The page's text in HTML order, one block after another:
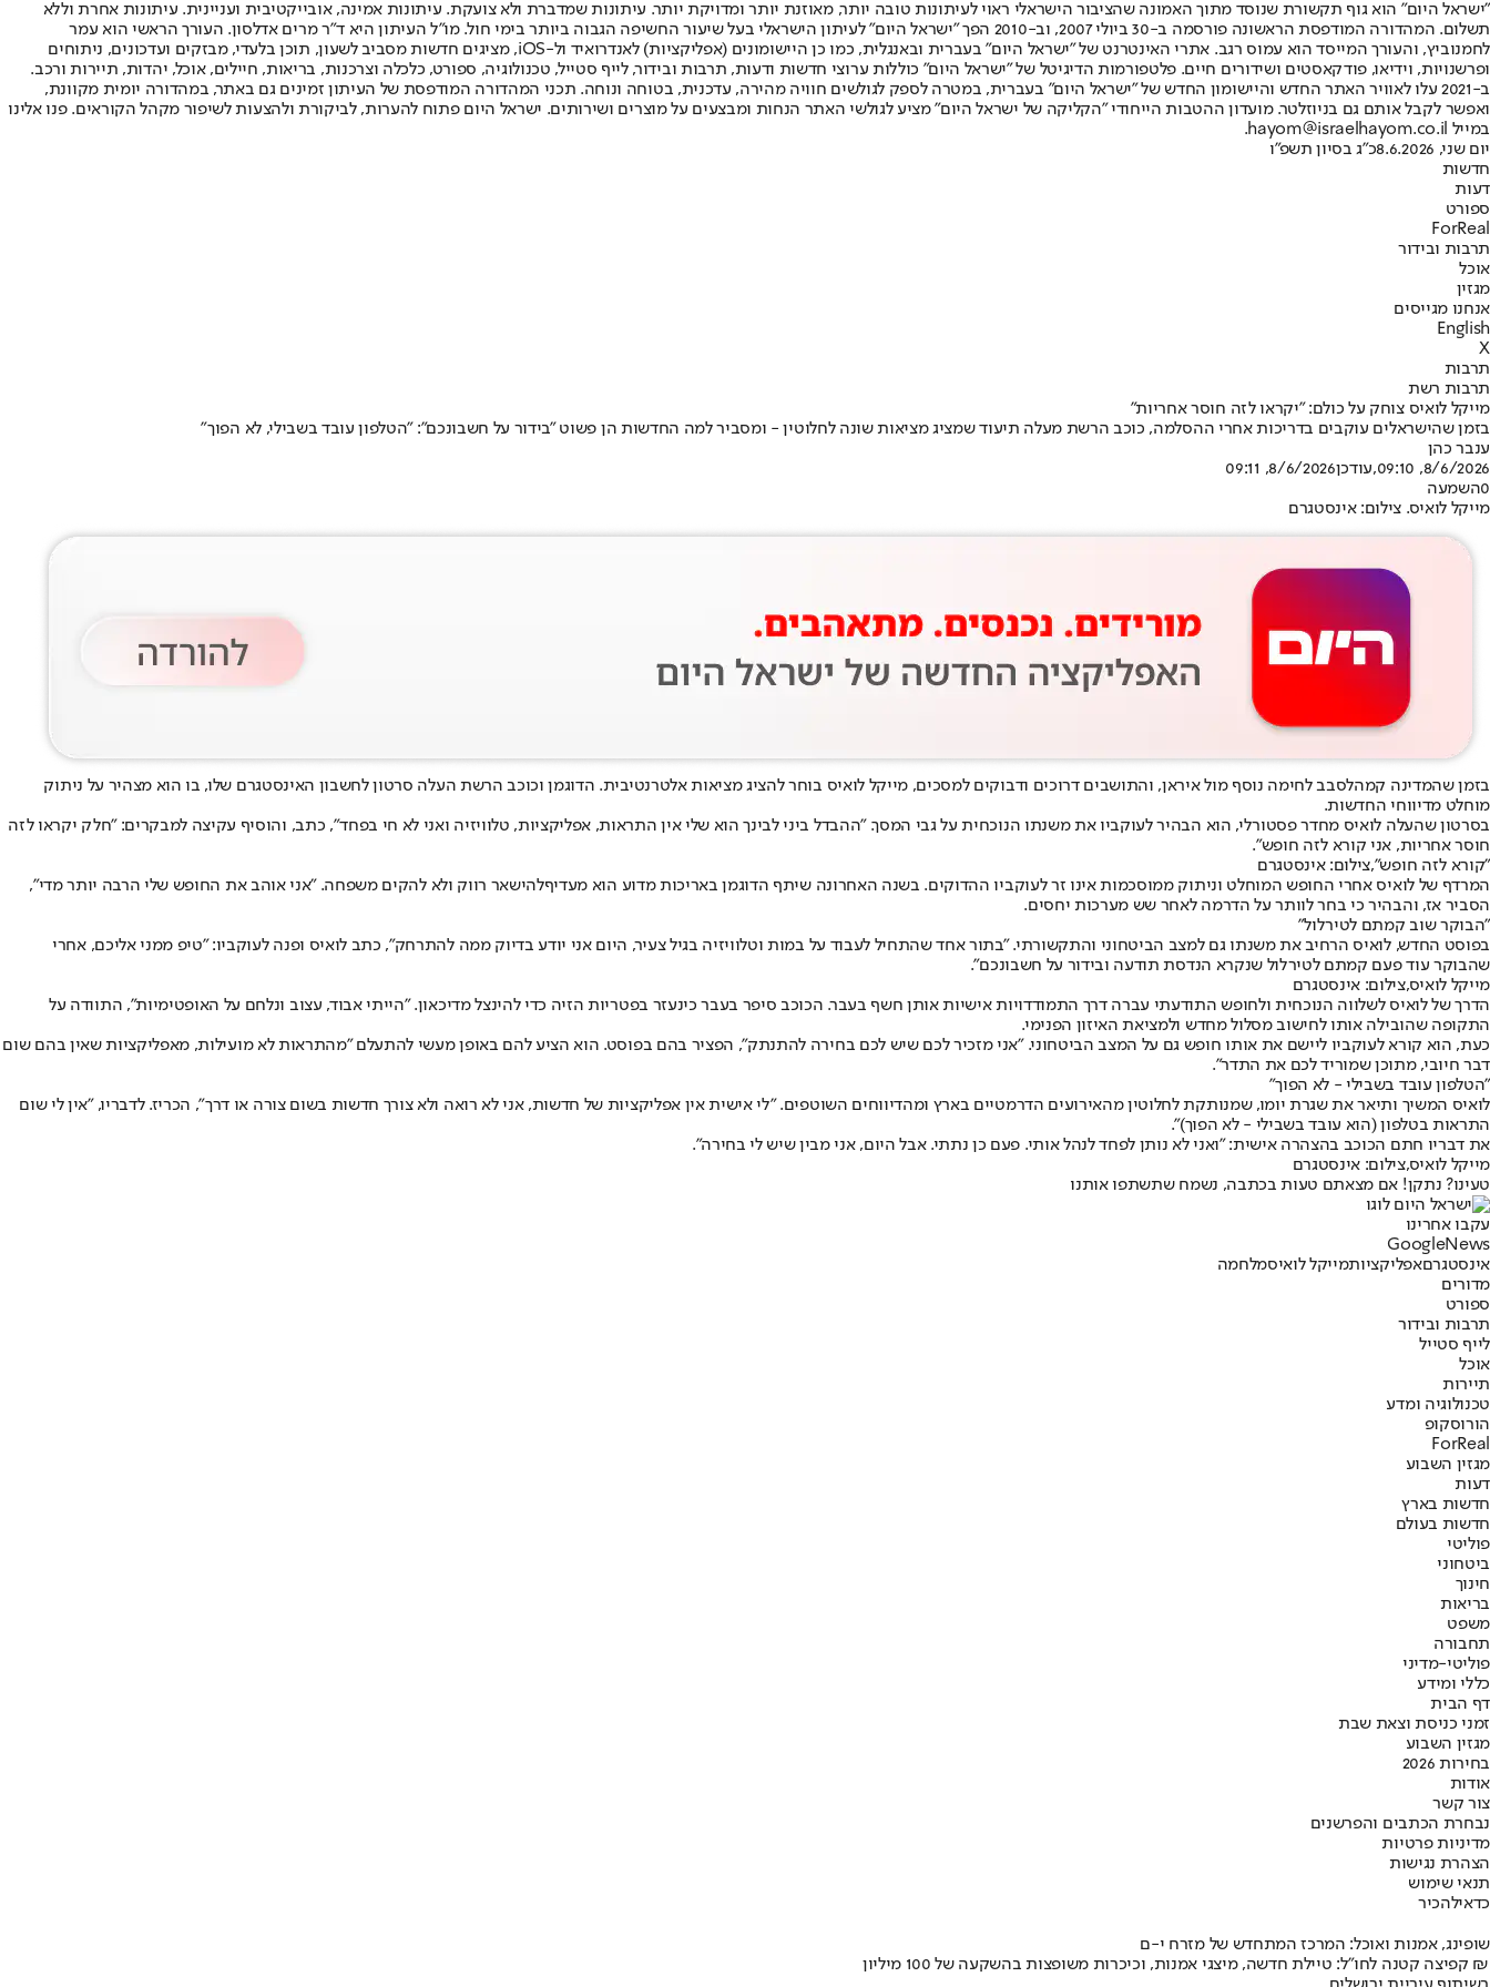
"ישראל היום" הוא גוף תקשורת שנוסד מתוך האמונה שהציבור הישראלי ראוי לעיתונות טובה יותר, מאוזנת יותר ומדויקת יותר. עיתונות שמדברת ולא צועקת. עיתונות אמינה, אובייקטיבית ועניינית. עיתונות אחרת וללא
תשלום. המהדורה המודפסת הראשונה פורסמה ב-30 ביולי 2007, וב-2010 הפך "ישראל היום" לעיתון הישראלי בעל שיעור החשיפה הגבוה ביותר בימי חול. מו"ל העיתון היא ד"ר מרים אדלסון. העורך הראשי הוא עמר
לחמנוביץ, והעורך המייסד הוא עמוס רגב. אתרי האינטרנט של "ישראל היום" בעברית ובאנגלית, כמו כן היישומונים (אפליקציות) לאנדרואיד ול-iOS, מציגים חדשות מסביב לשעון, תוכן בלעדי, מבזקים ועדכונים, ניתוחים
ופרשנויות, וידיאו, פודקאסטים ושידורים חיים. פלטפורמות הדיגיטל של "ישראל היום" כוללות ערוצי חדשות ודעות, תרבות ובידור, לייף סטייל, טכנולוגיה, ספורט, כלכלה וצרכנות, בריאות, חיילים, אוכל, יהדות, תיירות ורכב.
ב-2021 עלו לאוויר האתר החדש והיישומון החדש של "ישראל היום" בעברית, במטרה לספק לגולשים חוויה מהירה, עדכנית, בטוחה ונוחה. תכני המהדורה המודפסת של העיתון זמינים גם באתר, במהדורה יומית מקוונת,
ואפשר לקבל אותם גם בניוזלטר. מועדון ההטבות הייחודי "הקליקה של ישראל היום" מציע לגולשי האתר הנחות ומבצעים על מוצרים ושירותים. ישראל היום פתוח להערות, לביקורת ולהצעות לשיפור מקהל הקוראים. פנו אלינו
במייל hayom@israelhayom.co.il.
יום שני, 8.6.2026
כ"ג בסיון תשפ"ו
חדשות
דעות
ספורט
ForReal
תרבות ובידור
אוכל
מגזין
אנחנו מגייסים
English
X
תרבות
תרבות רשת
מייקל לואיס צוחק על כולם: "יקראו לזה חוסר אחריות"
בזמן שהישראלים עוקבים בדריכות אחרי ההסלמה, כוכב הרשת מעלה תיעוד שמציג מציאות שונה לחלוטין - ומסביר למה החדשות הן פשוט "בידור על חשבונכם": "הטלפון עובד בשבילי, לא הפוך"
ענבר כהן
8/6/2026, 09:10
,עודכן8/6/2026, 09:11
0השמעה
מייקל לואיס. צילום: אינסטגרם
בזמן שהמדינה קמהלסבב לחימה נוסף מול איראן, והתושבים דרוכים ודבוקים למסכים, מייקל לואיס בוחר להציג מציאות אלטרנטיבית. הדוגמן וכוכב הרשת העלה סרטון לחשבון האינסטגרם שלו, בו הוא מצהיר על ניתוק
מוחלט מדיווחי החדשות.
בסרטון שהעלה לואיס מחדר פסטורלי, הוא הבהיר לעוקביו את משנתו הנוכחית על גבי המסך. "ההבדל ביני לבינך הוא שלי אין התראות, אפליקציות, טלוויזיה ואני לא חי בפחד", כתב, והוסיף עקיצה למבקרים: "חלק יקראו לזה
חוסר אחריות, אני קורא לזה חופש".
"קורא לזה חופש",צילום: אינסטגרם
המרדף של לואיס אחרי החופש המוחלט וניתוק ממוסכמות אינו זר לעוקביו ההדוקים. בשנה האחרונה שיתף הדוגמן באריכות מדוע הוא מעדיףלהישאר רווק ולא להקים משפחה. "אני אוהב את החופש שלי הרבה יותר מדי",
הסביר אז, והבהיר כי בחר לוותר על הדרמה לאחר שש מערכות יחסים.
"הבוקר שוב קמתם לטירלול"
בפוסט החדש, לואיס הרחיב את משנתו גם למצב הביטחוני והתקשורתי. "בתור אחד שהתחיל לעבוד על במות וטלוויזיה בגיל צעיר, היום אני יודע בדיוק ממה להתרחק", כתב לואיס ופנה לעוקביו: "טיפ ממני אליכם, אחרי
שהבוקר עוד פעם קמתם לטירלול שנקרא הנדסת תודעה ובידור על חשבונכם".
מייקל לואיס,צילום: אינסטגרם
הדרך של לואיס לשלווה הנוכחית ולחופש התודעתי עברה דרך התמודדויות אישיות אותן חשף בעבר. הכוכב סיפר בעבר כינעזר בפטריות הזיה כדי להינצל מדיכאון. "הייתי אבוד, עצוב ונלחם על האופטימיות", התוודה על
התקופה שהובילה אותו לחישוב מסלול מחדש ולמציאת האיזון הפנימי.
כעת, הוא קורא לעוקביו ליישם את אותו חופש גם על המצב הביטחוני. "אני מזכיר לכם שיש לכם בחירה להתנתק", הפציר בהם בפוסט. הוא הציע להם באופן מעשי להתעלם "מהתראות לא מועילות, מאפליקציות שאין בהם שום
דבר חיובי, מתוכן שמוריד לכם את התדר".
"הטלפון עובד בשבילי - לא הפוך"
לואיס המשיך ותיאר את שגרת יומו, שמנותקת לחלוטין מהאירועים הדרמטיים בארץ ומהדיווחים השוטפים. "לי אישית אין אפליקציות של חדשות, אני לא רואה ולא צורך חדשות בשום צורה או דרך", הכריז. לדבריו, "אין לי שום
התראות בטלפון (הוא עובד בשבילי - לא הפוך)".
את דבריו חתם הכוכב בהצהרה אישית: "ואני לא נותן לפחד לנהל אותי. פעם כן נתתי. אבל היום, אני מבין שיש לי בחירה".
מייקל לואיס,צילום: אינסטגרם
טעינו? נתקן! אם מצאתם טעות בכתבה, נשמח שתשתפו אותנו
עקבו אחרינו
Googl eNews
אינסטגרםאפליקציותמייקל לואיסמלחמה
מדורים
ספורט
תרבות ובידור
לייף סטייל
אוכל
תיירות
טכנולוגיה ומדע
הורוסקופ
ForReal
מגזין השבוע
דעות
חדשות בארץ
חדשות בעולם
פוליטי
ביטחוני
חינוך
בריאות
משפט
תחבורה
פוליטי-מדיני
כללי ומידע
דף הבית
זמני כניסת וצאת שבת
מגזין השבוע
בחירות 2026
אודות
צור קשר
נבחרת הכתבים והפרשנים
מדיניות פרטיות
הצהרת נגישות
תנאי שימוש
כדאילהכיר
שופינג, אמנות ואוכל: המרכז המתחדש של מזרח י-ם
קפיצה קטנה לחו"ל: טיילת חדשה, מיצגי אמנות, וכיכרות משופצות בהשקעה של 100 מיליון ₪